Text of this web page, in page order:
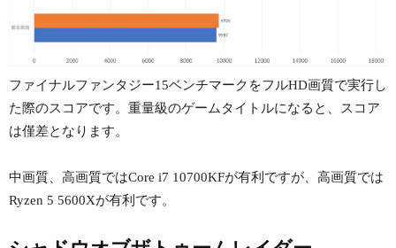
ファイナルファンタジー15ベンチマークをフルHD画質で実行し
た際のスコアです。重量級のゲームタイトルになると、スコア
は僅差となります。
中画質、高画質ではCore i7 10700KFが有利ですが、高画質では
Ryzen 5 5600Xが有利です。